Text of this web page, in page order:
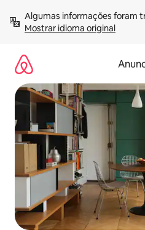
para
Mostrar idioma original